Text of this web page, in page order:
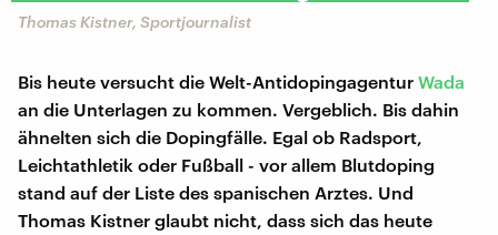
Thomas Kistner, Sportjournalist
Bis heute versucht die Welt-Antidopingagentur Wada
an die Unterlagen zu kommen. Vergeblich. Bis dahin
ähnelten sich die Dopingfälle. Egal ob Radsport,
Leichtathletik oder Fußball - vor allem Blutdoping
stand auf der Liste des spanischen Arztes. Und
Thomas Kistner glaubt nicht, dass sich das heute